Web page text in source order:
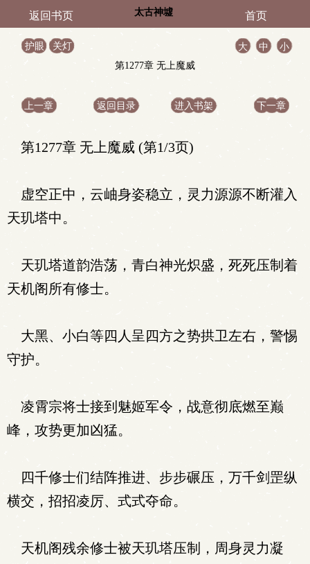
返回书页 太古神墟 首页
护眼 关灯 大 中
小
第1277章 无上魔威
上一章 返回目录 进入书架 下一章
第1277章 无上魔威 (第1/3页)
虚空正中，云岫身姿稳立，灵力源源不断灌入
天玑塔中。
天玑塔道韵浩荡，青白神光炽盛，死死压制着
天机阁所有修士。
大黑、小白等四人呈四方之势拱卫左右，警惕
守护。
凌霄宗将士接到魅姬军令，战意彻底燃至巅
峰，攻势更加凶猛。
四千修士们结阵推进、步步碾压，万千剑罡纵
横交，招招凌厉、式式夺命。
天机阁残余修士被天玑塔压制，周身灵力凝